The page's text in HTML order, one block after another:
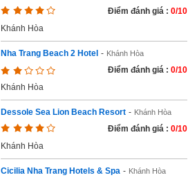
Điểm đánh giá : 0/10
Khánh Hòa
Nha Trang Beach 2 Hotel - Khánh Hòa
Điểm đánh giá : 0/10
Khánh Hòa
Dessole Sea Lion Beach Resort - Khánh Hòa
Điểm đánh giá : 0/10
Khánh Hòa
Cicilia Nha Trang Hotels & Spa - Khánh Hòa